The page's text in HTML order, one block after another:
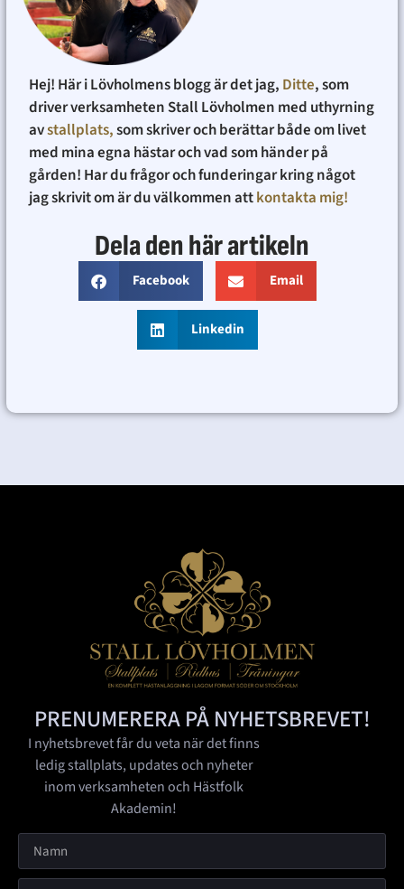
Hej! Här i Lövholmens blogg är det jag, Ditte, som
driver verksamheten Stall Lövholmen med uthyrning
avstallplats,som skriver och berättar både om livet
med mina egna hästar och vad som händer på
gården! Har du frågor och funderingar kring något
jag skrivit om är du välkommen attkontakta mig!
Dela den här artikeln
Facebook Email
Linkedin
PRENUMERERA PÅ NYHETSBREVET!
I nyhetsbrevet får du veta när det finns
ledig stallplats, updates och nyheter
inom verksamheten och Hästfolk
Akademin!